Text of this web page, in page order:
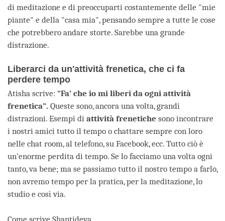
di meditazione e di preoccuparti costantemente delle "mie
piante" e della "casa mia", pensando sempre a tutte le cose
che potrebbero andare storte. Sarebbe una grande
distrazione.
Liberarci da un'attività frenetica, che ci fa
perdere tempo
Atisha scrive: "Fa’ che io mi liberi da ogni attività
frenetica". Queste sono, ancora una volta, grandi
distrazioni. Esempi di attività frenetiche sono incontrare
i nostri amici tutto il tempo o chattare sempre con loro
nelle chat room, al telefono, su Facebook, ecc. Tutto ciò è
un'enorme perdita di tempo. Se lo facciamo una volta ogni
tanto, va bene; ma se passiamo tutto il nostro tempo a farlo,
non avremo tempo per la pratica, per la meditazione, lo
studio e così via.